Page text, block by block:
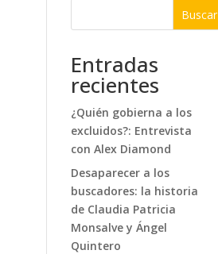
Buscar
Entradas
recientes
¿Quién gobierna a los
excluidos?: Entrevista
con Alex Diamond
Desaparecer a los
buscadores: la historia
de Claudia Patricia
Monsalve y Ángel
Quintero